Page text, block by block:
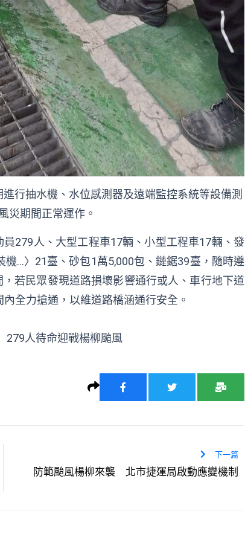
行抽水機、水位感測器及遠端監控系統等設備測
災期間正常運作。
279人、大型工程車17輛、小型工程車17輛、發
…〉21臺、砂包1萬5,000包、鏈鋸39臺，隨時遵
若民眾發現道路損壞影響通行或人、車行地下道
全力搶通，以維道路橋涵通行安全。
人待命迎戰楊柳颱風
下一篇
防範颱風楊柳來襲 北市捷運局啟動應變機制